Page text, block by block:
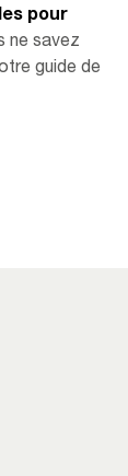
pour
ne savez
guide de